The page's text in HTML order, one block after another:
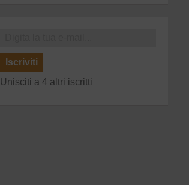
Iscriviti
Unisciti a 4 altri iscritti